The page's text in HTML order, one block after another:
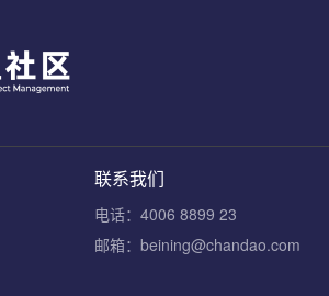
联系我们
电话：4006 8899 23
邮箱：beining@chandao.com